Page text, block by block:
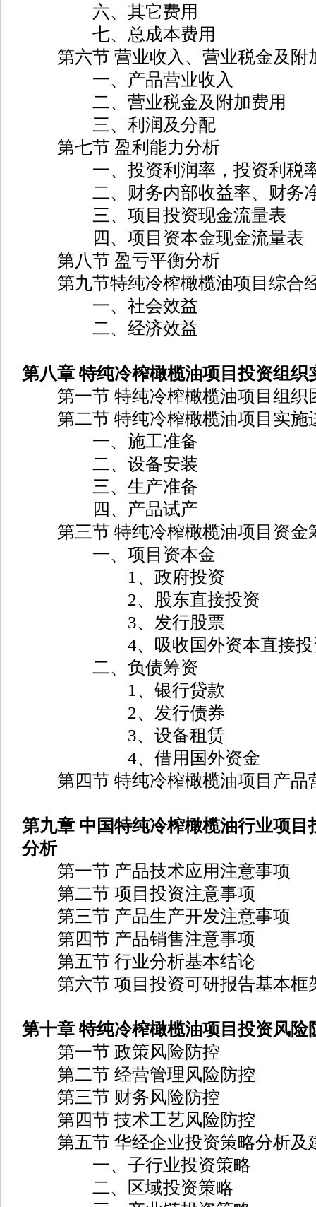
六、其它费用
七、总成本费用
第六节 营业收入、营业税金及附
一、产品营业收入
二、营业税金及附加费用
三、利润及分配
第七节 盈利能力分析
一、投资利润率，投资利税
二、财务内部收益率、财务净
三、项目投资现金流量表
四、项目资本金现金流量表
第八节 盈亏平衡分析
第九节特纯冷榨橄榄油项目综合
一、社会效益
二、经济效益
第八章 特纯冷榨橄榄油项目投资组织
第一节 特纯冷榨橄榄油项目组织
第二节 特纯冷榨橄榄油项目实施
一、施工准备
二、设备安装
三、生产准备
四、产品试产
第三节 特纯冷榨橄榄油项目资金
一、项目资本金
1、政府投资
2、股东直接投资
3、发行股票
4、吸收国外资本直接投
二、负债筹资
1、银行贷款
2、发行债券
3、设备租赁
4、借用国外资金
第四节 特纯冷榨橄榄油项目产品
第九章 中国特纯冷榨橄榄油行业项
分析
第一节 产品技术应用注意事项
第二节 项目投资注意事项
第三节 产品生产开发注意事项
第四节 产品销售注意事项
第五节 行业分析基本结论
第六节 项目投资可研报告基本框
第十章 特纯冷榨橄榄油项目投资风险
第一节 政策风险防控
第二节 经营管理风险防控
第三节 财务风险防控
第四节 技术工艺风险防控
第五节 华经企业投资策略分析及
一、子行业投资策略
二、区域投资策略